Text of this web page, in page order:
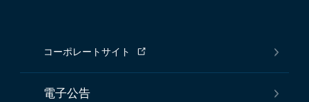
コーポレートサイト
電子公告